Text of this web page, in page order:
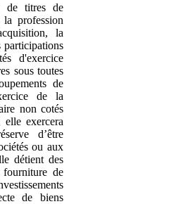
de titres de
profession
la
participations
d'exercice
sous toutes
de
de la
non cotés
elle exercera
d’être
ou aux
détient des
fourniture de
de biens